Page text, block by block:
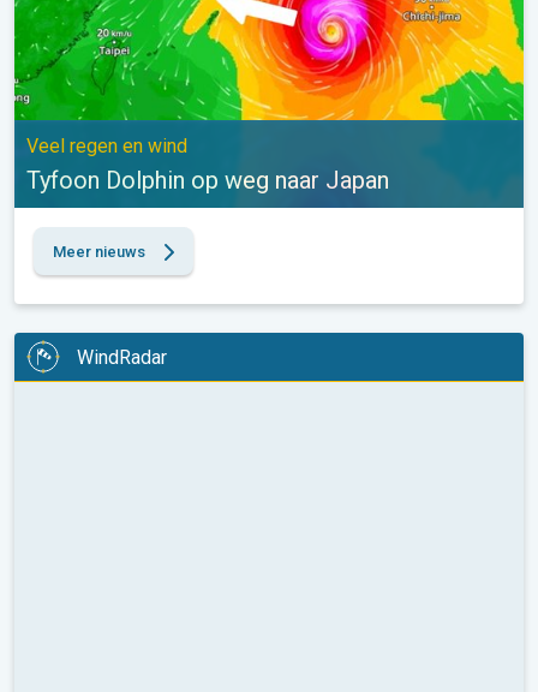
Veel regen en wind
Tyfoon Dolphin op weg naar Japan
Meer nieuws
WindRadar